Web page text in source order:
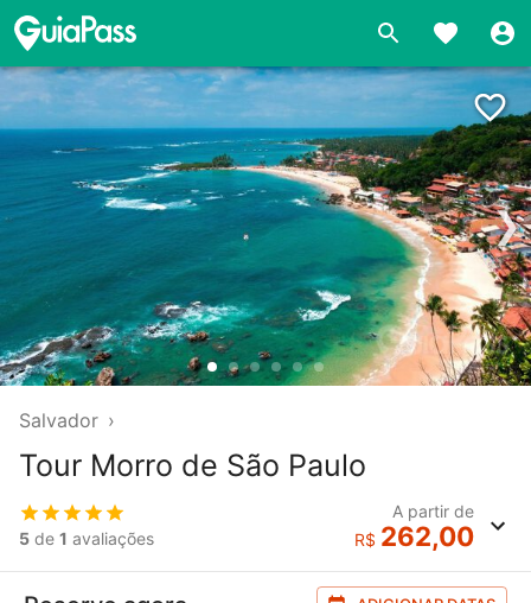
❯
Salvador ›
Tour Morro de São Paulo
5 de 1 avaliações
A partir de
R$ 262,00